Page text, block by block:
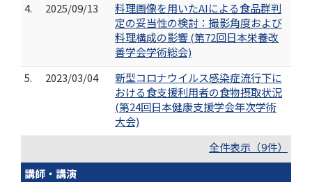
4.
2025/09/13
料理画像を用いたAIによる食品群判
定の妥当性の検討：撮影角度および
料理構成の影響 (第72回日本栄養改
善学会学術総会)
5.
2023/03/04
新型コロナウイルス感染症流行下に
おける食支援利用者の食物摂取状況
(第24回日本健康支援学会年次学術
大会)
全件表示（9件）
講師・講演